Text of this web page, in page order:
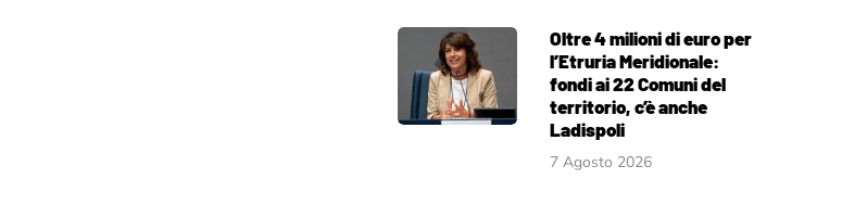
Oltre 4 milioni di euro per
l’Etruria Meridionale:
fondi ai 22 Comuni del
territorio, c’è anche
Ladispoli
7 Agosto 2026